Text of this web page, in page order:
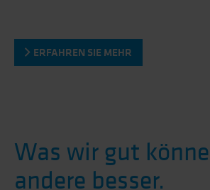
ERFAHREN SIE MEHR
Was wir gut
andere besser.